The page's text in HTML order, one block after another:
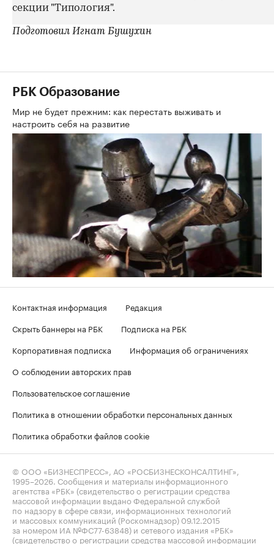
секции "Типология".
Подготовил Игнат Бушухин
РБК Образование
Мир не будет прежним: как перестать выживать и
настроить себя на развитие
Контактная информация
Редакция
Скрыть баннеры на РБК
Подписка на РБК
Корпоративная подписка
Информация об ограничениях
О соблюдении авторских прав
Пользовательское соглашение
Политика в отношении обработки персональных данных
Политика обработки файлов cookie
© ООО «БИЗНЕСПРЕСС», АО «РОСБИЗНЕСКОНСАЛТИНГ»,
1995–2026. Сообщения и материалы информационного
агентства «РБК» (свидетельство о регистрации средства
массовой информации выдано Федеральной службой
по надзору в сфере связи, информационных технологий
и массовых коммуникаций (Роскомнадзор) 09.12.2015
за номером ИА №ФС77-63848) и сетевого издания «РБК»
(свидетельство о регистрации средства массовой информации